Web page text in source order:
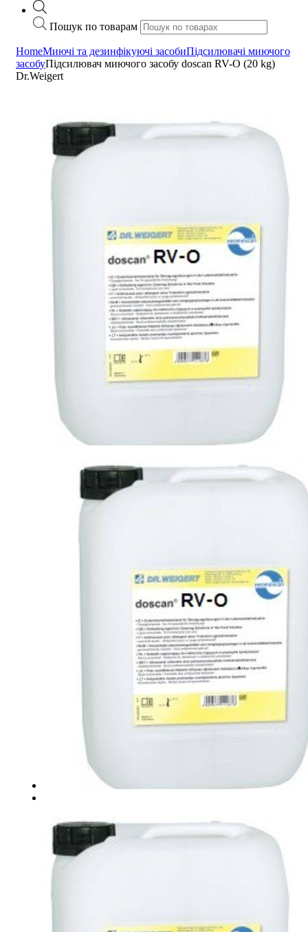
Пошук по товарам
HomeМиючі та дезинфікуючі засобиПідсилювачі миючого
засобуПідсилювач миючого засобу doscan RV-O (20 kg)
Dr.Weigert